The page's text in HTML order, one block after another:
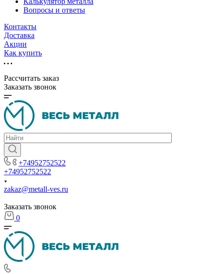
Вопросы и ответы
Контакты
Доставка
Акции
Как купить
Рассчитать заказ
Заказать звонок
+74952752522
+74952752522
zakaz@metall-ves.ru
Заказать звонок
0